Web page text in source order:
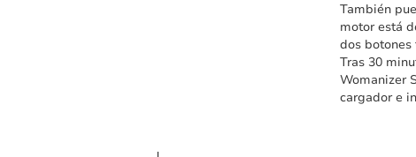
También
motor está
dos
Tras 30
Womanizer
cargador e